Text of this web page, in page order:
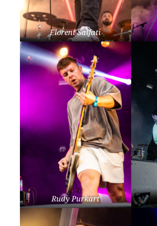
Florent Salfati
Rudy Purkart